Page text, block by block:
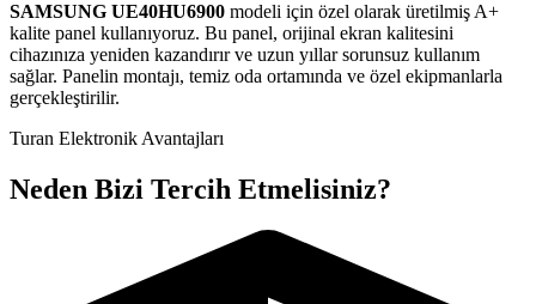
SAMSUNG UE40HU6900 modeli için özel olarak üretilmiş A+
kalite panel kullanıyoruz. Bu panel, orijinal ekran kalitesini
cihazınıza yeniden kazandırır ve uzun yıllar sorunsuz kullanım
sağlar. Panelin montajı, temiz oda ortamında ve özel ekipmanlarla
gerçekleştirilir.
Turan Elektronik Avantajları
Neden Bizi Tercih Etmelisiniz?